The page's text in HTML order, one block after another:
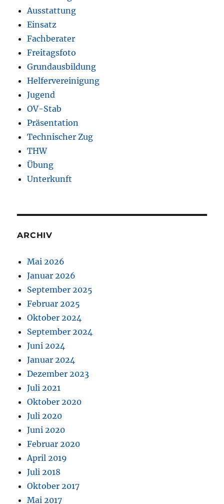
Ausstattung
Einsatz
Fachberater
Freitagsfoto
Grundausbildung
Helfervereinigung
Jugend
OV-Stab
Präsentation
Technischer Zug
THW
Übung
Unterkunft
ARCHIV
Mai 2026
Januar 2026
September 2025
Februar 2025
Oktober 2024
September 2024
Juni 2024
Januar 2024
Dezember 2023
Juli 2021
Oktober 2020
Juli 2020
Juni 2020
Februar 2020
April 2019
Juli 2018
Oktober 2017
Mai 2017